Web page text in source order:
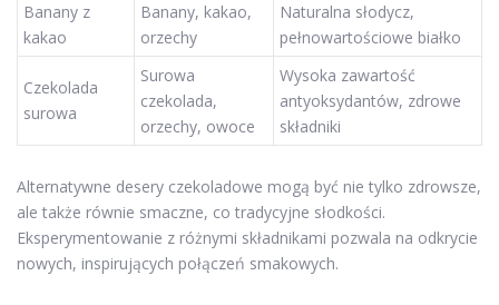
Banany z
kakao
Banany, kakao,
orzechy
Naturalna słodycz,
pełnowartościowe białko
Czekolada
surowa
Surowa
czekolada,
orzechy, owoce
Wysoka zawartość
antyoksydantów, zdrowe
składniki
Alternatywne desery czekoladowe mogą być nie tylko zdrowsze,
ale także równie smaczne, co tradycyjne słodkości.
Eksperymentowanie z różnymi składnikami pozwala na odkrycie
nowych, inspirujących połączeń smakowych.